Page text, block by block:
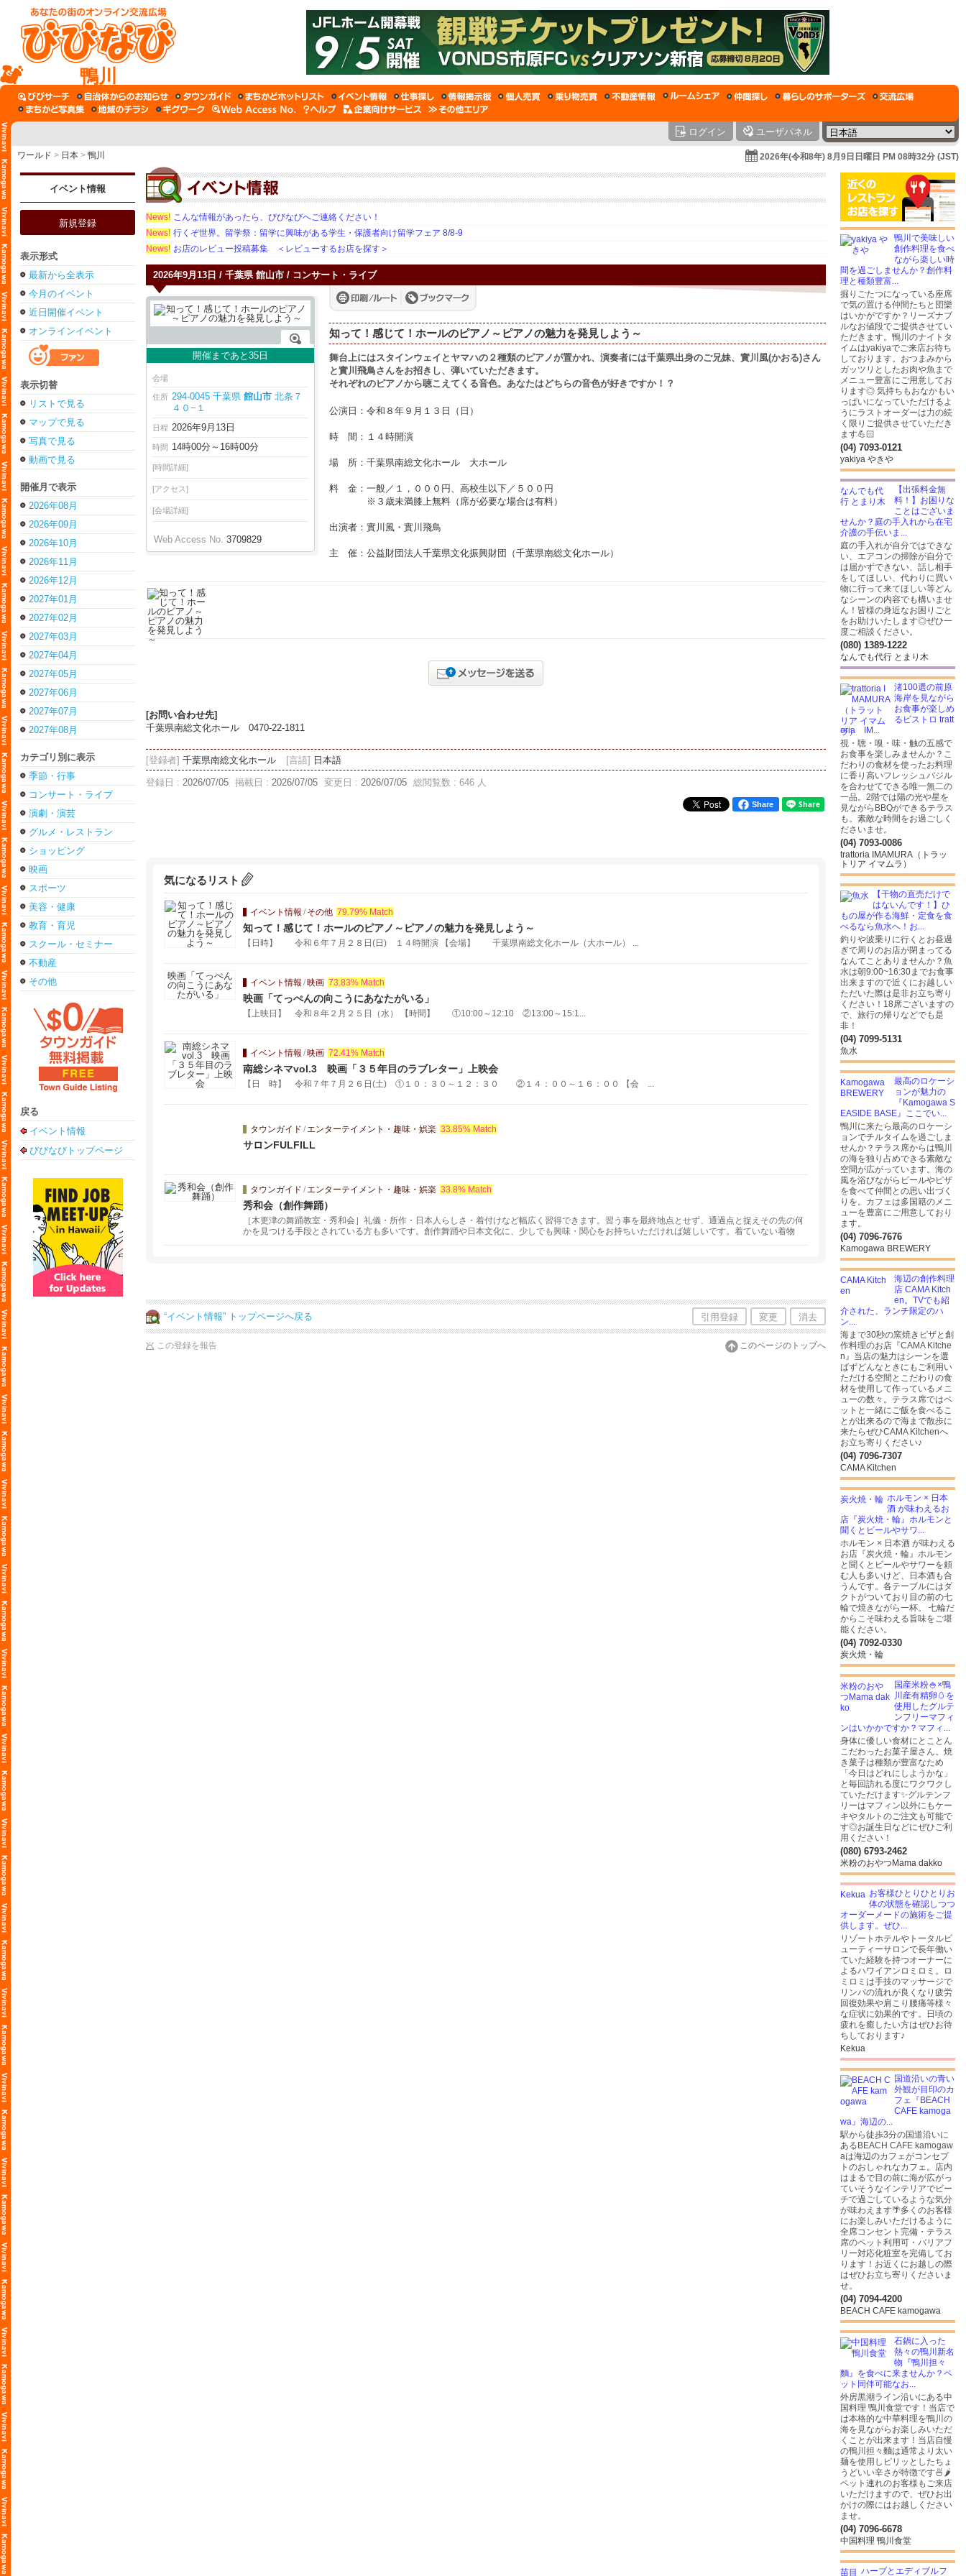
鴨川
ログイン ユーザパネル
ワールド > 日本 > 鴨川 2026年(令和8年) 8月9日日曜日 PM 08時32分 (JST)
イベント情報
新規登録
表示形式
最新から全表示
今月のイベント
近日開催イベント
オンラインイベント
表示切替
リストで見る
マップで見る
写真で見る
動画で見る
開催月で表示
2026年08月
2026年09月
2026年10月
2026年11月
2026年12月
2027年01月
2027年02月
2027年03月
2027年04月
2027年05月
2027年06月
2027年07月
2027年08月
カテゴリ別に表示
季節・行事
コンサート・ライブ
演劇・演芸
グルメ・レストラン
ショッピング
映画
スポーツ
美容・健康
教育・育児
スクール・セミナー
不動産
その他
戻る
イベント情報
びびなびトップページ
News! こんな情報があったら、びびなびへご連絡ください！
News! 行くぞ世界。留学祭：留学に興味がある学生・保護者向け留学フェア 8/8-9
News! お店のレビュー投稿募集 ＜レビューするお店を探す＞
2026年9月13日 / 千葉県 館山市 / コンサート・ライブ
開催まであと35日
会場
住所 294-0045 千葉県 館山市 北条７
４０−１
日程 2026年9月13日
時間 14時00分～16時00分
[時間詳細]
[アクセス]
[会場詳細]
Web Access No. 3709829
知って！感じて！ホールのピアノ～ピアノの魅力を発見しよう～
舞台上にはスタインウェイとヤマハの２種類のピアノが置かれ、演奏者には千葉県出身のご兄妹、實川風(かおる)さん
と實川飛鳥さんをお招きし、弾いていただきます。
それぞれのピアノから聴こえてくる音色。あなたはどちらの音色が好きですか！？
公演日：令和８年９月１３日（日）
時 間：１４時開演
場 所：千葉県南総文化ホール 大ホール
料 金：一般／１，０００円、高校生以下／５００円
※３歳未満膝上無料（席が必要な場合は有料）
出演者：實川風・實川飛鳥
主 催：公益財団法人千葉県文化振興財団（千葉県南総文化ホール）
[お問い合わせ先]
千葉県南総文化ホール 0470-22-1811
[登録者] 千葉県南総文化ホール [言語] 日本語
登録日 : 2026/07/05 掲載日 : 2026/07/05 変更日 : 2026/07/05 総閲覧数 : 646 人
Share
気になるリスト
イベント情報 / その他 79.79% Match
知って！感じて！ホールのピアノ～ピアノの魅力を発見しよう～
【日時】 令和６年７月２８日(日) １４時開演 【会場】 千葉県南総文化ホール（大ホール） ...
イベント情報 /映画 73.83% Match
映画「てっぺんの向こうにあなたがいる」
【上映日】 令和８年２月２５日（水） 【時間】 ①10:00～12:10 ②13:00～15:1...
イベント情報 /映画 72.41% Match
南総シネマvol.3 映画「３５年目のラブレター」上映会
【日 時】 令和７年７月２６日(土) ①１０：３０～１２：３０ ②１４：００～１６：００ 【会 ...
タウンガイド /エンターテイメント・趣味・娯楽 33.85% Match
サロンFULFILL
タウンガイド /エンターテイメント・趣味・娯楽 33.8% Match
秀和会（創作舞踊）
［木更津の舞踊教室・秀和会］礼儀・所作・日本人らしさ・着付けなど幅広く習得できます。習う事を最終地点とせず、通過点と捉えその先の何
かを見つける手段とされている方も多いです。創作舞踊や日本文化に、少しでも興味・関心をお持ちいただければ嬉しいです。着ていない着物
“イベント情報” トップページへ戻る 引用登録 変更 消去
この登録を報告 このページのトップへ
鴨川で美味しい
創作料理を食べ
ながら楽しい時
間を過ごしませんか？創作料
理と種類豊富...
掘りごたつになっている座席
で気の置ける仲間たちと団欒
はいかがですか？リーズナブ
ルなお値段でご提供させてい
ただきます。鴨川のナイトタ
イムはyakiyaでご来店お待ち
しております。おつまみから
ガッツリとしたお肉や魚まで
メニュー豊富にご用意してお
ります◎ 気持ちもおなかもい
っぱいになっていただけるよ
うにラストオーダーは力の続
く限りご提供させていただき
ます💪🏻
(04) 7093-0121
yakiya やきや
【出張料金無
料！】お困りな
ことはございま
せんか？庭の手入れから在宅
介護の手伝いま...
庭の手入れが自分ではできな
い、エアコンの掃除が自分で
は届かずできない、話し相手
をしてほしい、代わりに買い
物に行って来てほしい等どん
なシーンの内容でも構いませ
ん！皆様の身近なお困りごと
をお助けいたします◎ぜひ一
度ご相談ください。
(080) 1389-1222
なんでも代行 とまり木
渚100選の前原
海岸を見ながら
お食事が楽しめ
るビストロ tratt
oria IM...
視・聴・嗅・味・触の五感で
お食事を楽しみませんか？こ
だわりの食材を使ったお料理
に香り高いフレッシュバジル
を合わせてできる唯一無二の
一品。2階では陽の光や星を
見ながらBBQができるテラス
も。素敵な時間をお過ごしく
ださいませ。
(04) 7093-0086
trattoria IMAMURA（トラッ
トリア イマムラ）
【干物の直売だけで
はないんです！】ひ
もの屋が作る海鮮・定食を食
べるなら魚水へ！お...
釣りや波乗りに行くとお昼過
ぎで周りのお店が閉まってる
なんてことありませんか？魚
水は朝9:00~16:30までお食事
出来ますので近くにお越しい
ただいた際は是非お立ち寄り
ください！18席ございますの
で、旅行の帰りなどでも是
非！
(04) 7099-5131
魚水
最高のロケーシ
ョンが魅力の
『Kamogawa S
EASIDE BASE』ここでい...
鴨川に来たら最高のロケーシ
ョンでチルタイムを過ごしま
せんか？テラス席からは鴨川
の海を独り占めできる素敵な
空間が広がっています。海の
風を浴びながらビールやピザ
を食べて仲間との思い出づく
りを。カフェは多国籍のメニ
ューを豊富にご用意しており
ます。
(04) 7096-7676
Kamogawa BREWERY
海辺の創作料理
店 CAMA Kitch
en。TVでも紹
介された、ランチ限定のハ
ン...
海まで30秒の窯焼きピザと​創
作料理のお店『CAMA Kitche
n』当店の魅力はシーンを選
ばずどんなときにもご利用い
ただける空間とこだわりの食
材を使用して作っているメニ
ューの数々。テラス席ではペ
ットと一緒にご飯を食べるこ
とが出来るので海まで散歩に
来たらぜひCAMA Kitchenへ
お立ち寄りください♪
(04) 7096-7307
CAMA Kitchen
ホルモン × 日本
酒 が味わえるお
店『炭火焼・輪』ホルモンと
聞くとビールやサワ...
ホルモン × 日本酒 が味わえる
お店『炭火焼・輪』ホルモン
と聞くとビールやサワーを頼
む人も多いけど、日本酒も合
うんです。各テーブルにはダ
クトがついており目の前の七
輪で焼きながら一杯。 七輪だ
からこそ味わえる旨味をご堪
能ください。
(04) 7092-0330
炭火焼・輪
国産米粉🍚×鴨
川産有精卵🥚を
使用したグルテ
ンフリーマフィ
ンはいかかですか？マフィ...
身体に優しい食材にとことん
こだわったお菓子屋さん。焼
き菓子は種類が豊富なため
「今日はどれにしようかな」
と毎回訪れる度にワクワクし
ていただけます✨グルテンフ
リーはマフィン以外にもケー
キやタルトのご注文も可能で
す◎お誕生日などにぜひご利
用ください！
(080) 6793-2462
米粉のおやつMama dakko
お客様ひとりひとりお
体の状態を確認しつつ
オーダーメードの施術をご提
供します。ぜひ...
リゾートホテルやトータルビ
ューティーサロンで長年働い
ていた経験を持つオーナーに
よるハワイアンロミロミ。ロ
ミロミは手技のマッサージで
リンパの流れが良くなり疲労
回復効果や肩こり腰痛等様々
な症状に効果的です。日頃の
疲れを癒したい方はぜひお待
ちしております♪
Kekua
国道沿いの青い
外観が目印のカ
フェ『BEACH
CAFE kamoga
wa』海辺の...
駅から徒歩3分の国道沿いに
あるBEACH CAFE kamogaw
aは海辺のカフェがコンセプ
トのおしゃれなカフェ。店内
はまるで目の前に海が広がっ
ていそうなインテリアでビー
チで過ごしているような気分
が味わえます🌴多くのお客様
にお楽しみいただけるように
全席コンセント完備・テラス
席のペット利用可・バリアフ
リー対応化粧室を完備してお
ります！お近くにお越しの際
はぜひお立ち寄りくださいま
せ。
(04) 7094-4200
BEACH CAFE kamogawa
石鍋に入った
熱々の鴨川新名
物『鴨川担々
麵』を食べに来ませんか？ペ
ット同伴可能なお...
外房黒潮ライン沿いにある中
国料理 鴨川食堂です！当店で
は本格的な中華料理を鴨川の
海を見ながらお楽しみいただ
くことが出来ます！当店自慢
の鴨川担々麵は通常より太い
麺を使用しピリッとしたちょ
うどいい辛さが特徴です🍜🌶
ペット連れのお客様もご来店
いただけますので、ぜひお出
かけの際にはお越しください
ませ。
(04) 7096-6678
中国料理 鴨川食堂
ハーブとエディブルフ